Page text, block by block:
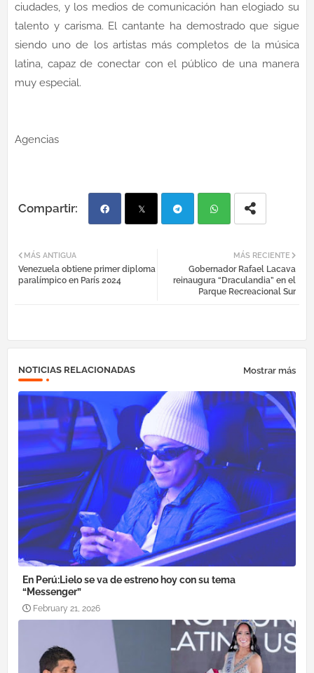
ciudades, y los medios de comunicación han elogiado su
talento y carisma. El cantante ha demostrado que sigue
siendo uno de los artistas más completos de la música
latina, capaz de conectar con el público de una manera
muy especial.
Agencias
ebo tter atsa
MÁS RECIENTE
Gobernador Rafael Lacava
reinaugura “Draculandia” en el
Parque Recreacional Sur
MÁS ANTIGUA
Venezuela obtiene primer diploma
paralímpico en París 2024
NOTICIAS RELACIONADAS Mostrar más
En Perú:Lielo se va de estreno hoy con su tema
“Messenger”
February 21, 2026